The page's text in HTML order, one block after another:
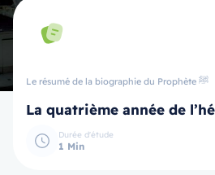
Le résumé de la biographie du Prophète ﷺ
La quatrième année de
Durée d'étude
1 Min